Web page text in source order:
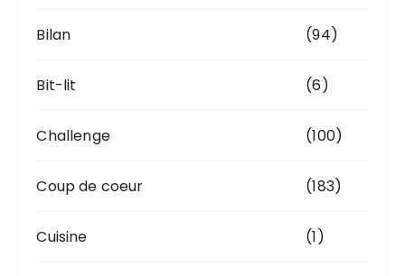
Bilan (94)
Bit-lit (6)
Challenge (100)
Coup de coeur (183)
Cuisine (1)